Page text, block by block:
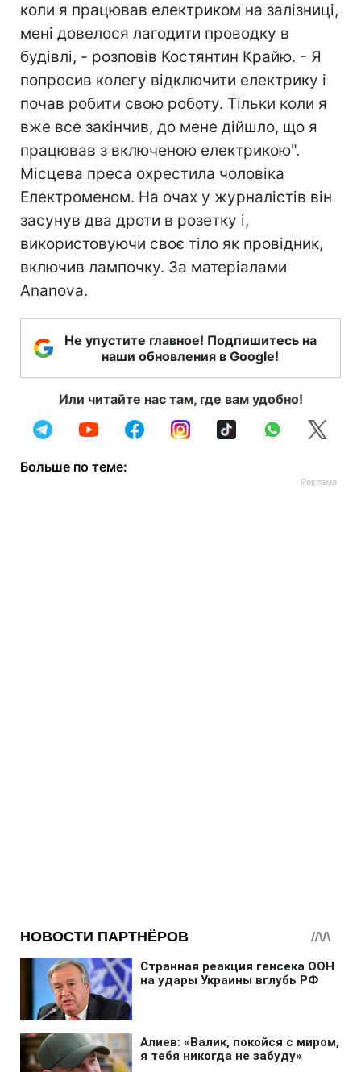
коли я працював електриком на залізниці,
мені довелося лагодити проводку в
будівлі, - розповів Костянтин Крайю. - Я
попросив колегу відключити електрику і
почав робити свою роботу. Тільки коли я
вже все закінчив, до мене дійшло, що я
працював з включеною електрикою".
Місцева преса охрестила чоловіка
Електроменом. На очах у журналістів він
засунув два дроти в розетку і,
використовуючи своє тіло як провідник,
включив лампочку. За матеріалами
Ananova.
Не упустите главное! Подпишитесь на
наши обновления в Google!
Или читайте нас там, где вам удобно!
Больше по теме: